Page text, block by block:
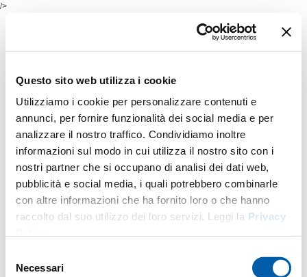
Questo sito web utilizza i cookie
Utilizziamo i cookie per personalizzare contenuti e
annunci, per fornire funzionalità dei social media e per
analizzare il nostro traffico. Condividiamo inoltre
informazioni sul modo in cui utilizza il nostro sito con i
nostri partner che si occupano di analisi dei dati web,
pubblicità e social media, i quali potrebbero combinarle
con altre informazioni che ha fornito loro o che hanno
raccolto dal suo utilizzo dei loro servizi. Leggi la Privacy
delNecessari
/>